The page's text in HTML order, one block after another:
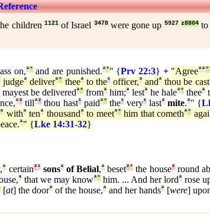
children 1121of Israel 3478were gone up 5927 z8804to
on,ª°and are punished.ª°" {Prv 22:3} + "Agreeªª°
judgeª deliverª° theeª to the¹officer,ª andª thou be cast
be deliveredª°fromª him;ª lestª he haleª° theeª
ª² tillª² thou hast¹paidª°the¹very¹lastª mite.ª" {
ª withª tenª thousandª to meetª°him that comethª°
ª" {Lke 14:31-32}
ª certain²¹ sonsªof Belial,ª beset²° the house²round
ªthat we may knowª° him. ... And her lordª rose
[at] the doorª of the house,ª and her handsª [were]